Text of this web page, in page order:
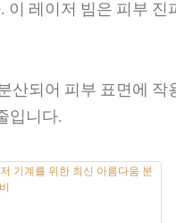
레이저 빔은 피부
되어 피부 표면에 작
입니다.